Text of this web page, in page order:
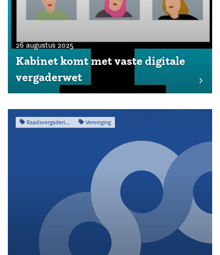
26 augustus 2025
Kabinet komt met vaste digitale
vergaderwet
Raadsvergadering Vereniging